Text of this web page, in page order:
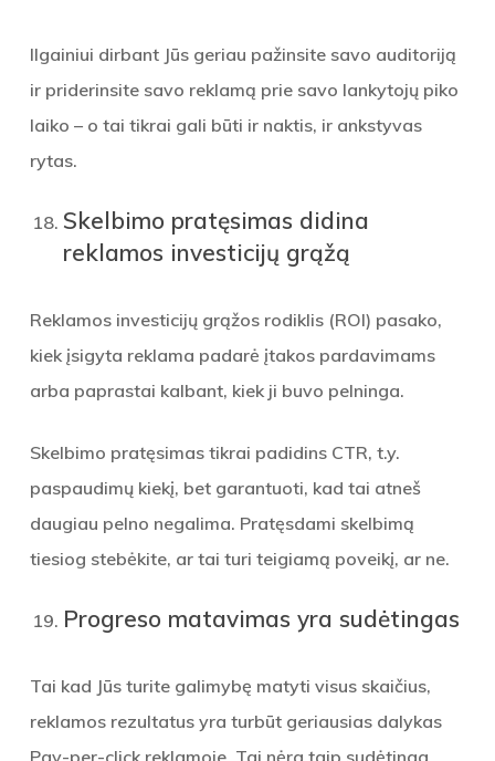
Ilgainiui dirbant Jūs geriau pažinsite savo auditoriją
ir priderinsite savo reklamą prie savo lankytojų piko
laiko – o tai tikrai gali būti ir naktis, ir ankstyvas
rytas.
Skelbimo pratęsimas didina
reklamos investicijų grąžą
Reklamos investicijų grąžos rodiklis (ROI) pasako,
kiek įsigyta reklama padarė įtakos pardavimams
arba paprastai kalbant, kiek ji buvo pelninga.
Skelbimo pratęsimas tikrai padidins CTR, t.y.
paspaudimų kiekį, bet garantuoti, kad tai atneš
daugiau pelno negalima. Pratęsdami skelbimą
tiesiog stebėkite, ar tai turi teigiamą poveikį, ar ne.
Progreso matavimas yra sudėtingas
Tai kad Jūs turite galimybę matyti visus skaičius,
reklamos rezultatus yra turbūt geriausias dalykas
Pay-per-click reklamoje. Tai nėra taip sudėtinga,